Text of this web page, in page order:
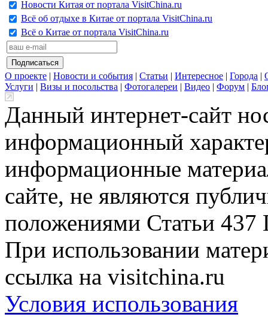
Новости Китая от портала VisitChina.ru
Всё об отдыхе в Китае от портала VisitChina.ru
Всё о Китае от портала VisitChina.ru
О проекте | Новости и события | Статьи | Интересное | Города |
Услуги | Визы и посольства | Фотогалереи | Видео | Форум |
Данный интернет-сайт
информационный
информационные
сайте, не являются
положениями Статьи 437
При использовании
ссылка на visitchina.ru
Условия использования